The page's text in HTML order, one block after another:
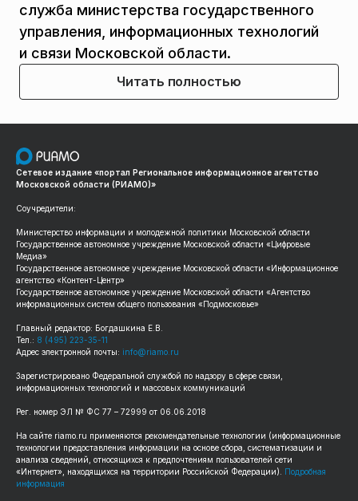
служба министерства государственного
управления, информационных технологий
и связи Московской области.
Читать полностью
Сетевое издание «портал Региональное информационное агентство
Московской области (РИАМО)»
Соучредители:
Министерство информации и молодежной политики Московской области
Государственное автономное учреждение Московской области «Цифровые
Медиа»
Государственное автономное учреждение Московской области «Информационное
агентство «Контент-Центр»
Государственное автономное учреждение Московской области «Агентство
информационных систем общего пользования «Подмосковье»
Главный редактор: Богдашкина Е.В.
Тел.: 8 (495) 223-35-11
Адрес электронной почты: info@riamo.ru
Зарегистрировано Федеральной службой по надзору в сфере связи,
информационных технологий и массовых коммуникаций
Рег. номер ЭЛ № ФС 77 – 72999 от 06.06.2018
На сайте riamo.ru применяются рекомендательные технологии (информационные
технологии предоставления информации на основе сбора, систематизации и
анализа сведений, относящихся к предпочтениям пользователей сети
«Интернет», находящихся на территории Российской Федерации). Подробная
информация